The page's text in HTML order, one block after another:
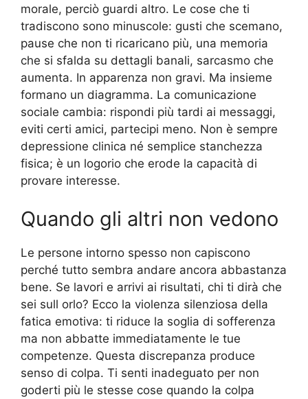
morale, perciò guardi altro. Le cose che ti
tradiscono sono minuscole: gusti che scemano,
pause che non ti ricaricano più, una memoria
che si sfalda su dettagli banali, sarcasmo che
aumenta. In apparenza non gravi. Ma insieme
formano un diagramma. La comunicazione
sociale cambia: rispondi più tardi ai messaggi,
eviti certi amici, partecipi meno. Non è sempre
depressione clinica né semplice stanchezza
fisica; è un logorio che erode la capacità di
provare interesse.
Quando gli altri non vedono
Le persone intorno spesso non capiscono
perché tutto sembra andare ancora abbastanza
bene. Se lavori e arrivi ai risultati, chi ti dirà che
sei sull orlo? Ecco la violenza silenziosa della
fatica emotiva: ti riduce la soglia di sofferenza
ma non abbatte immediatamente le tue
competenze. Questa discrepanza produce
senso di colpa. Ti senti inadeguato per non
goderti più le stesse cose quando la colpa